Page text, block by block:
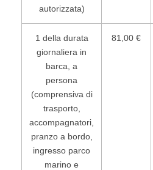
autorizzata)
1 della durata
giornaliera in
barca, a
persona
(comprensiva di
trasporto,
accompagnatori,
pranzo a bordo,
ingresso parco
marino e
81,00 €